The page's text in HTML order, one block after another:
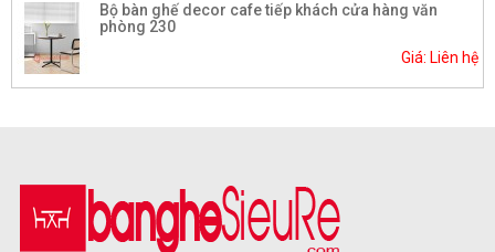
Bộ bàn ghế decor cafe tiếp khách cửa hàng văn
phòng 230
Giá: Liên hệ